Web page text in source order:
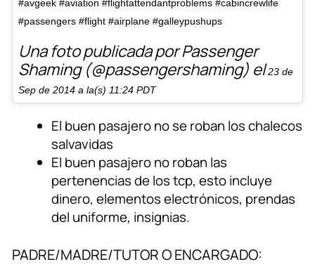
#avgeek #aviation #flightattendantproblems #cabincrewlife
#passengers #flight #airplane #galleypushups
Una foto publicada por Passenger
Shaming (@passengershaming) el23 de
Sep de 2014 a la(s) 11:24 PDT
El buen pasajero no se roban los chalecos
salvavidas
El buen pasajero no roban las
pertenencias de los tcp, esto incluye
dinero, elementos electrónicos, prendas
del uniforme, insignias.
PADRE/MADRE/TUTOR O ENCARGADO: